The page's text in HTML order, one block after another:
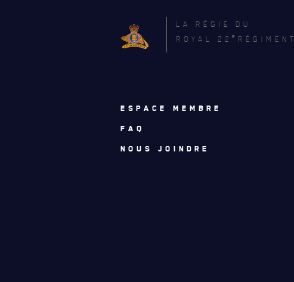
LA RÉGIE DU
ROYAL 22 e RÉGIMENT
ESPACE MEMBRE
FAQ
NOUS JOINDRE